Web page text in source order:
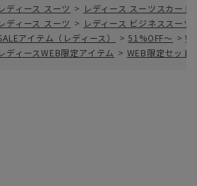
レディース スーツ > レディース スーツスカート
レディース スーツ > レディース ビジネススーツ
アイテム（レディース） > 51%OFF～ >
レディースWEB限定アイテム > WEB限定セット